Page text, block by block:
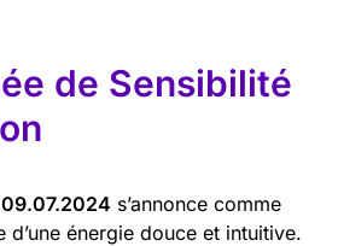
de Sensibilité
09.07.2024 s’annonce comme
d’une énergie douce et intuitive.